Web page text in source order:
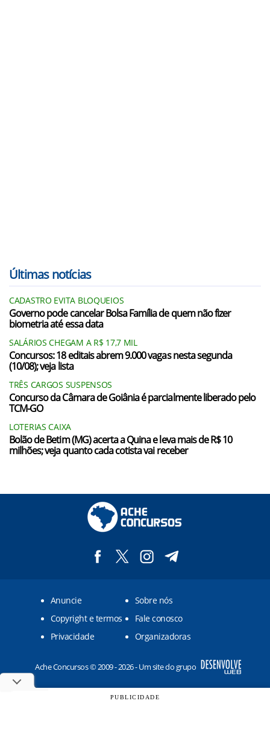
Últimas notícias
CADASTRO EVITA BLOQUEIOS
Governo pode cancelar Bolsa Família de quem não fizer
biometria até essa data
SALÁRIOS CHEGAM A R$ 17,7 MIL
Concursos: 18 editais abrem 9.000 vagas nesta segunda
(10/08); veja lista
TRÊS CARGOS SUSPENSOS
Concurso da Câmara de Goiânia é parcialmente liberado pelo
TCM-GO
LOTERIAS CAIXA
Bolão de Betim (MG) acerta a Quina e leva mais de R$ 10
milhões; veja quanto cada cotista vai receber
Anuncie
Sobre nós
Copyright e termos
Fale conosco
Privacidade
Organizadoras
Ache Concursos © 2009 - 2026 - Um site do grupo
PUBLICIDADE